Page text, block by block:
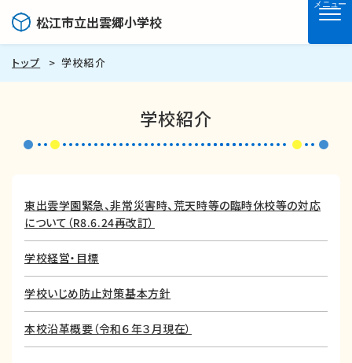
松江市立出雲郷小学校
メニュー
トップ 学校紹介
学校紹介
東出雲学園緊急、非常災害時、荒天時等の臨時休校等の対応
について（R8.6.24再改訂）
学校経営・目標
学校いじめ防止対策基本方針
本校沿革概要（令和６年３月現在）